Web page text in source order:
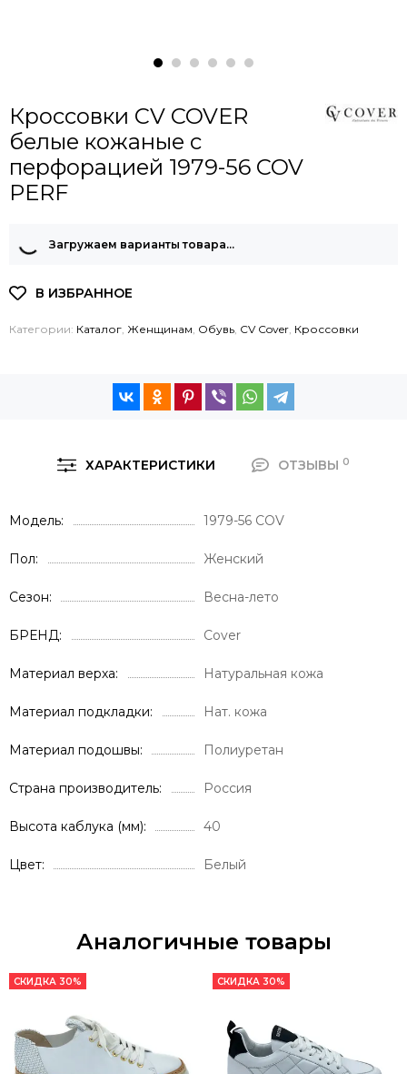
Кроссовки CV COVER
белые кожаные с
перфорацией 1979-56 COV
PERF
Загружаем варианты товара…
Категории: Каталог, Женщинам, Обувь, CV Cover, Кроссовки
ХАРАКТЕРИСТИКИ ОТЗЫВЫ 0
Модель 1979-56 COV
Пол Женский
Сезон Весна-лето
БРЕНД Cover
Материал верха Натуральная кожа
Материал подкладки Нат. кожа
Материал подошвы Полиуретан
Страна производитель Россия
Высота каблука (мм) 40
Цвет Белый
Аналогичные товары
СКИДКА 30% СКИДКА 30%